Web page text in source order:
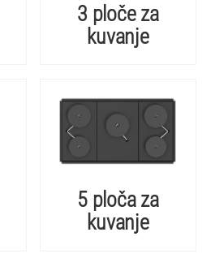
3 ploče za
kuvanje
5 ploča za
kuvanje